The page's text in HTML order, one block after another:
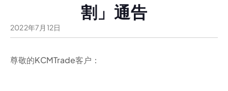
割」通告
2022年7 月 12日
尊敬的KCMTrade客户：